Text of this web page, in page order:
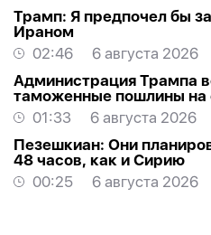
Трамп: Я предпочел бы
Ираном
02:46
6 августа 2026
Администрация Трампа
таможенные пошлины на
долларов
01:33
6 августа 2026
Пезешкиан: Они
48 часов, как и Сирию
00:25
6 августа 2026